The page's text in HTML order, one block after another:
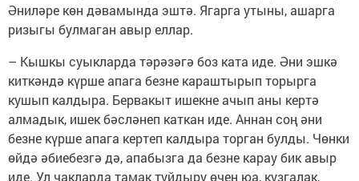
Әниләре көн дәвамында эштә. Ягарга утыны, ашарга
ризыгы булмаган авыр еллар.
– Кышкы суыкларда тәрәзәгә боз ката иде. Әни эшкә
киткәндә күрше апага безне караштырып торырга
кушып калдыра. Бервакыт ишекне ачып аны кертә
алмадык, ишек бәсләнеп каткан иде. Аннан соң әни
безне күрше апага кертеп калдыра торган булды. Чөнки
өйдә әбиебезгә дә, апабызга да безне карау бик авыр
иде. Ул чакларда тамак туйдыру өчен юа, кузгалак,